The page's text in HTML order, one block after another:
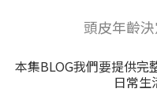
頭皮年齡
本集BLOG我們要提供完
日常生